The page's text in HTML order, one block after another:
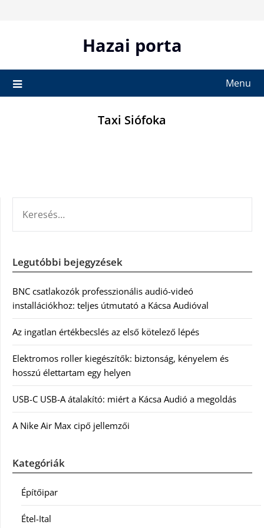
Hazai porta
Menu
Taxi Siófoka
Legutóbbi bejegyzések
BNC csatlakozók professzionális audió-videó
installációkhoz: teljes útmutató a Kácsa Audióval
Az ingatlan értékbecslés az első kötelező lépés
Elektromos roller kiegészítők: biztonság, kényelem és
hosszú élettartam egy helyen
USB-C USB-A átalakító: miért a Kácsa Audió a megoldás
A Nike Air Max cipő jellemzői
Kategóriák
Építőipar
Étel-Ital